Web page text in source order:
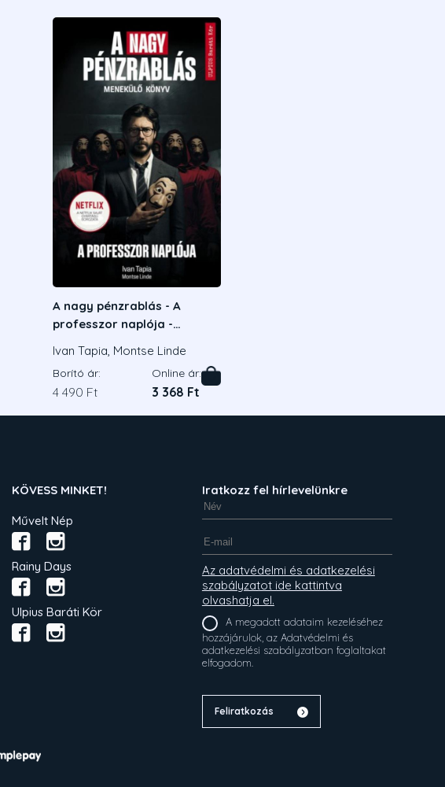
A nagy pénzrablás - A
professzor naplója -
Ivan Tapia, Montse Linde
Borító ár:
4 490 Ft
Online ár:
3 368 Ft
KÖVESS MINKET!
Művelt Nép
Rainy Days
Ulpius Baráti Kör
Iratkozz fel hírlevelünkre
Az adatvédelmi és adatkezelési
szabályzatot ide kattintva
olvashatja el.
A megadott adataim kezeléséhez
hozzájárulok, az Adatvédelmi és
adatkezelési szabályzatban foglaltakat
elfogadom.
Feliratkozás